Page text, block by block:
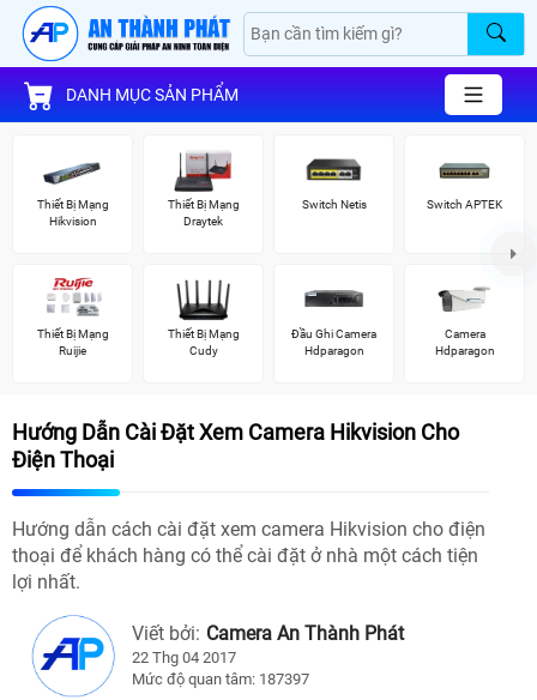
DANH MỤC SẢN PHẨM
Thiết Bị Mạng
Hikvision
Thiết Bị Mạng
Draytek
Switch Netis Switch APTEK
Thiết Bị Mạng
Ruijie
Thiết Bị Mạng
Cudy
Đầu Ghi Camera
Hdparagon
Camera
Hdparagon
Hướng Dẫn Cài Đặt Xem Camera Hikvision Cho
Điện Thoại
Hướng dẫn cách cài đặt xem camera Hikvision cho điện
thoại để khách hàng có thể cài đặt ở nhà một cách tiện
lợi nhất.
Viết bởi: Camera An Thành Phát
22 Thg 04 2017
Mức độ quan tâm: 187397